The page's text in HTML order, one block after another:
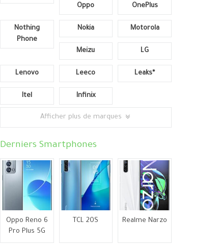
Oppo OnePlus
Nothing
Phone
Nokia Motorola
Meizu LG
Lenovo Leeco Leaks*
Itel Infinix
Afficher plus de marques
Derniers Smartphones
Oppo Reno 6
Pro Plus 5G
TCL 20S Realme Narzo